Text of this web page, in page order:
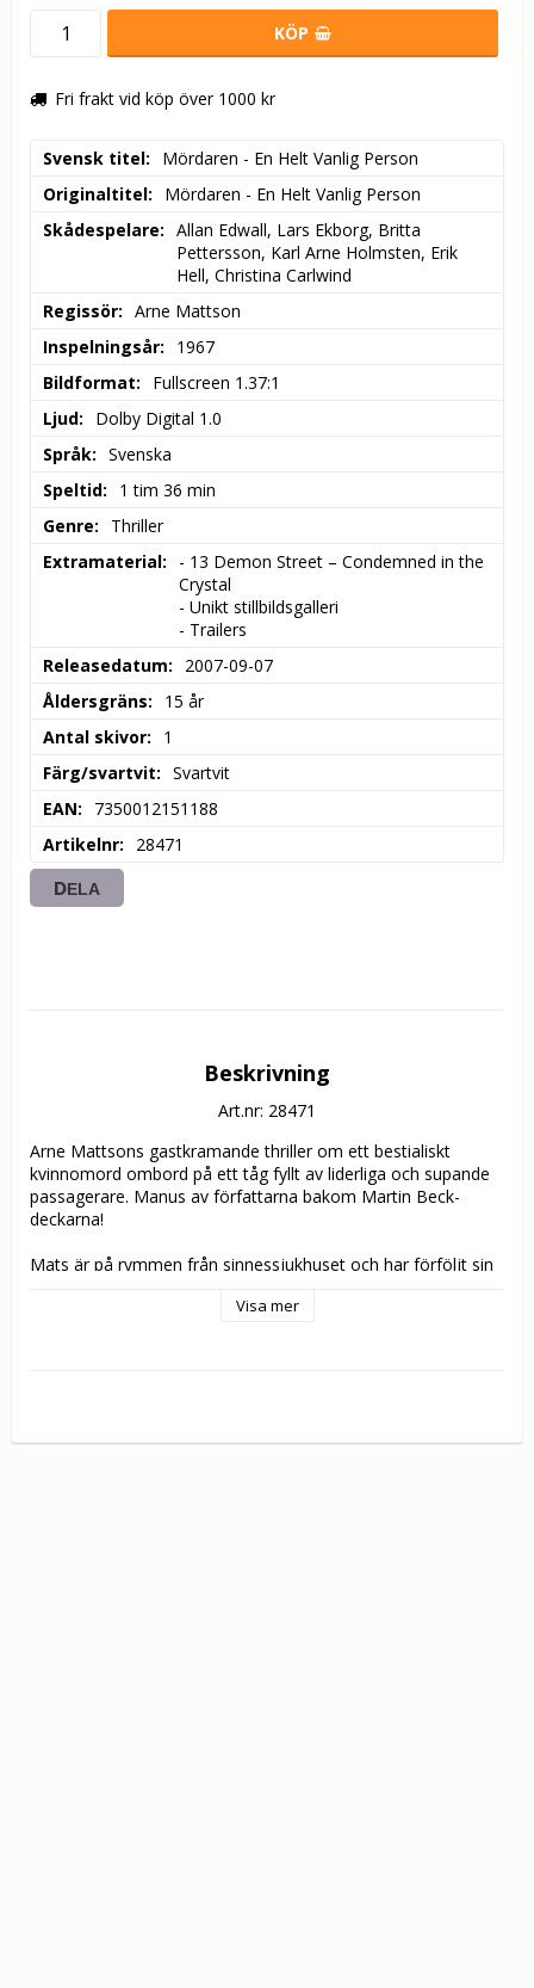
KÖP
Fri frakt vid köp över 1000 kr
Svensk titel
Mördaren - En Helt Vanlig Person
Originaltitel
Mördaren - En Helt Vanlig Person
Skådespelare
Allan Edwall, Lars Ekborg, Britta
Pettersson, Karl Arne Holmsten, Erik
Hell, Christina Carlwind
Regissör
Arne Mattson
Inspelningsår
1967
Bildformat
Fullscreen 1.37:1
Ljud
Dolby Digital 1.0
Språk
Svenska
Speltid
1 tim 36 min
Genre
Thriller
Extramaterial
- 13 Demon Street – Condemned in the
Crystal
- Unikt stillbildsgalleri
- Trailers
Releasedatum
2007-09-07
Åldersgräns
15 år
Antal skivor
1
Färg/svartvit
Svartvit
EAN
7350012151188
Artikelnr
28471
DELA
Beskrivning
Art.nr: 28471
Arne Mattsons gastkramande thriller om ett bestialiskt
kvinnomord ombord på ett tåg fyllt av liderliga och supande
passagerare. Manus av författarna bakom Martin Beck-
deckarna!
Mats är på rymmen från sinnessjukhuset och har förföljt sin
s/m-törstande direktör, en förstaklassvagn full av märkliga
Manuset skrevs av Arne Mattsson, tillsammans med
Visa mer